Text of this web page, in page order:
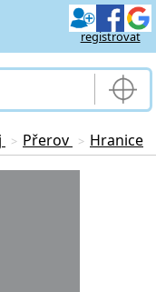
registrovat
> Přerov > Hranice